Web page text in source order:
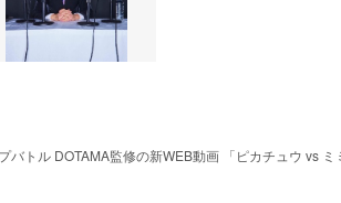
バトル DOTAMA監修の新WEB動画 「ピカチュウ vs